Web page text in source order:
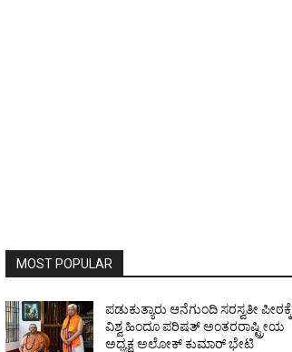
MOST POPULAR
ಪಡುಕುತ್ಯಾರು ಆನೆಗುಂದಿ ಸರಸ್ವತೀ ಪೀಠಕ್ಕೆ
ವಿಶ್ವ ಹಿಂದೂ ಪರಿಷತ್ ಅಂತರರಾಷ್ಟ್ರೀಯ
ಅಧ್ಯಕ್ಷ ಅಲೋಕ್ ಕುಮಾರ್ ಭೇಟಿ